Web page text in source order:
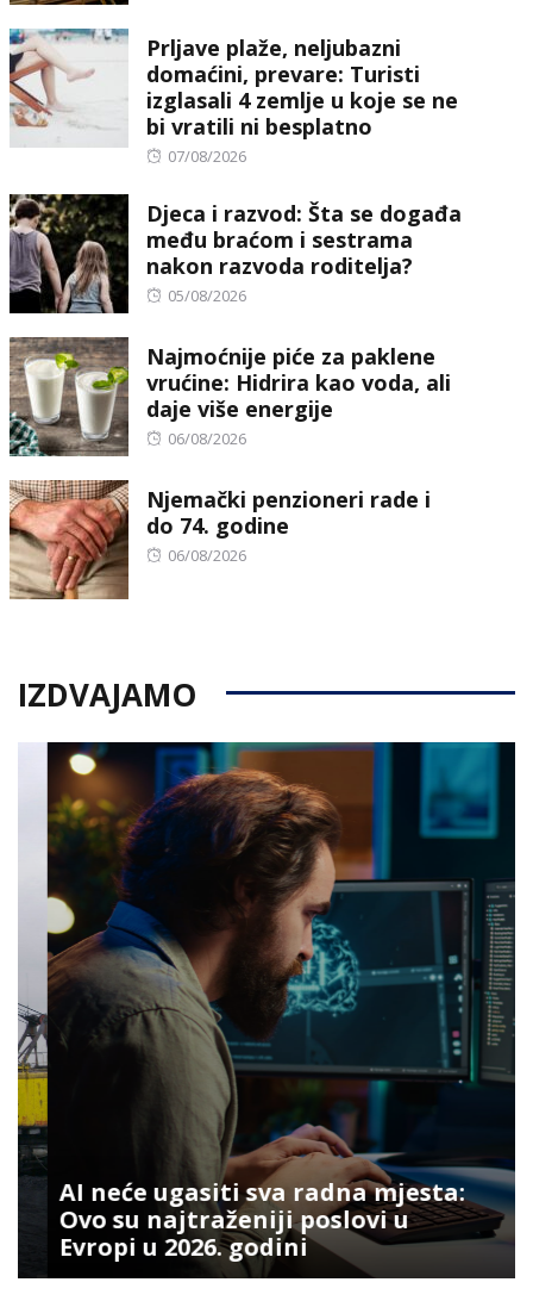
Prljave plaže, neljubazni
domaćini, prevare: Turisti
izglasali 4 zemlje u koje se ne
bi vratili ni besplatno
Posted
07/08/2026
Djeca i razvod: Šta se događa
među braćom i sestrama
nakon razvoda roditelja?
Posted
05/08/2026
Najmoćnije piće za paklene
vrućine: Hidrira kao voda, ali
daje više energije
Posted
06/08/2026
Njemački penzioneri rade i
do 74. godine
Posted
06/08/2026
IZDVAJAMO
AI neće ugasiti sva radna mjesta:
Ovo su najtraženiji poslovi u
Evropi u 2026. godini